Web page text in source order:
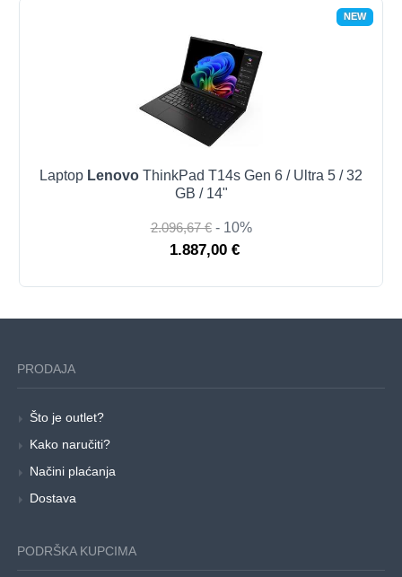
NEW
Laptop Lenovo ThinkPad T14s Gen 6 / Ultra 5 / 32
GB / 14"
2.096,67 € - 10%
1.887,00 €
PRODAJA
Što je outlet?
Kako naručiti?
Načini plaćanja
Dostava
PODRŠKA KUPCIMA